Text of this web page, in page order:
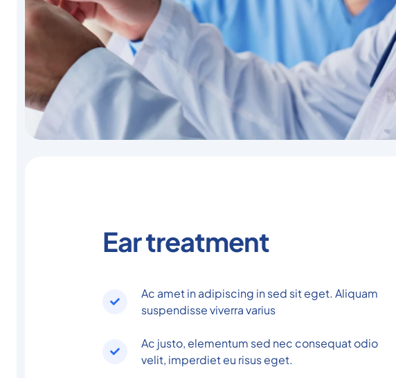
Ear treatment
Ac amet in adipiscing in sed sit eget. Aliquam
suspendisse viverra varius
Ac justo, elementum sed nec consequat odio
velit, imperdiet eu risus eget.